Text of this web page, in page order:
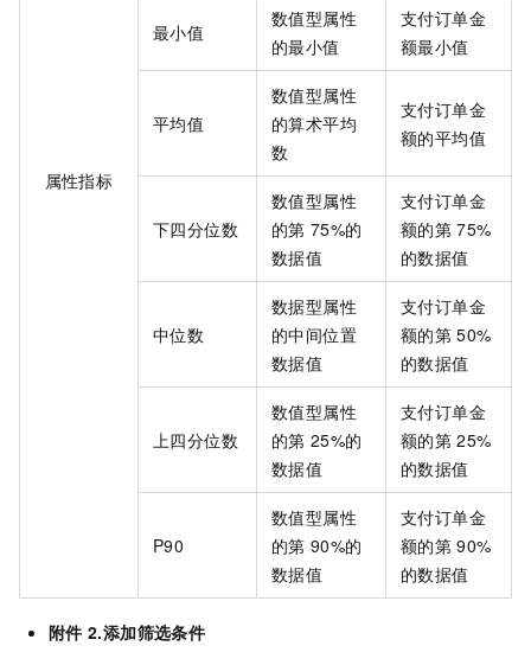
属性指标
最小值
数值型属性
的最小值
支付订单金
额最小值
平均值
数值型属性
的算术平均
数
支付订单金
额的平均值
下四分位数
数值型属性
的第 75%的
数据值
支付订单金
额的第 75%
的数据值
中位数
数据型属性
的中间位置
数据值
支付订单金
额的第 50%
的数据值
上四分位数
数值型属性
的第 25%的
数据值
支付订单金
额的第 25%
的数据值
P90
数值型属性
的第 90%的
数据值
支付订单金
额的第 90%
的数据值
附件 2.添加筛选条件